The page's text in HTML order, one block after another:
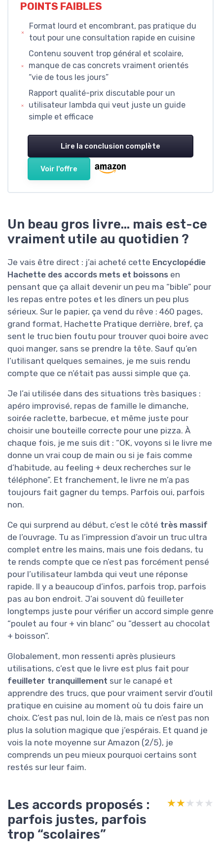
POINTS FAIBLES
Format lourd et encombrant, pas pratique du
tout pour une consultation rapide en cuisine
Contenu souvent trop général et scolaire,
manque de cas concrets vraiment orientés
“vie de tous les jours”
Rapport qualité-prix discutable pour un
utilisateur lambda qui veut juste un guide
simple et efficace
Lire la conclusion complète
Voir l'offre
Un beau gros livre… mais est-ce
vraiment utile au quotidien ?
Je vais être direct : j’ai acheté cette Encyclopédie
Hachette des accords mets et boissons en
pensant que ça allait devenir un peu ma “bible” pour
les repas entre potes et les dîners un peu plus
sérieux. Sur le papier, ça vend du rêve : 460 pages,
grand format, Hachette Pratique derrière, bref, ça
sent le truc bien foutu pour trouver quoi boire avec
quoi manger, sans se prendre la tête. Sauf qu’en
l’utilisant quelques semaines, je me suis rendu
compte que ce n’était pas aussi simple que ça.
Je l’ai utilisée dans des situations très basiques :
apéro improvisé, repas de famille le dimanche,
soirée raclette, barbecue, et même juste pour
choisir une bouteille correcte pour une pizza. À
chaque fois, je me suis dit : “OK, voyons si le livre me
donne un vrai coup de main ou si je fais comme
d’habitude, au feeling + deux recherches sur le
téléphone”. Et franchement, le livre ne m’a pas
toujours fait gagner du temps. Parfois oui, parfois
non.
Ce qui surprend au début, c’est le côté très massif
de l’ouvrage. Tu as l’impression d’avoir un truc ultra
complet entre les mains, mais une fois dedans, tu
te rends compte que ce n’est pas forcément pensé
pour l’utilisateur lambda qui veut une réponse
rapide. Il y a beaucoup d’infos, parfois trop, parfois
pas au bon endroit. J’ai souvent dû feuilleter
longtemps juste pour vérifier un accord simple genre
“poulet au four + vin blanc” ou “dessert au chocolat
+ boisson”.
Globalement, mon ressenti après plusieurs
utilisations, c’est que le livre est plus fait pour
feuilleter tranquillement sur le canapé et
apprendre des trucs, que pour vraiment servir d’outil
pratique en cuisine au moment où tu dois faire un
choix. C’est pas nul, loin de là, mais ce n’est pas non
plus la solution magique que j’espérais. Et quand je
vois la note moyenne sur Amazon (2/5), je
comprends un peu mieux pourquoi certains sont
restés sur leur faim.
Les accords proposés :
parfois justes, parfois
trop “scolaires”
★★★★★
★★★★★